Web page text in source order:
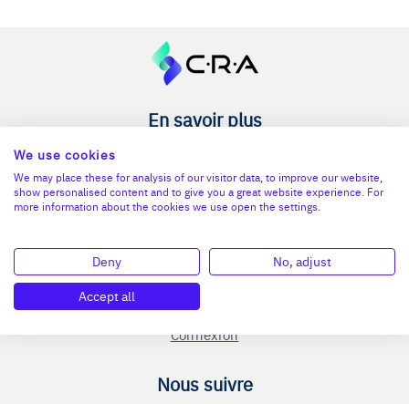
En savoir plus
Le C.R.A - qui sommes-nous ?
Reprise entreprise
Cession entreprise
Blog
Nous contacter
Mentions légales
Connexion
Nous suivre
We use cookies
We may place these for analysis of our visitor data, to improve our website,
show personalised content and to give you a great website experience. For
more information about the cookies we use open the settings.
Deny
No, adjust
Accept all